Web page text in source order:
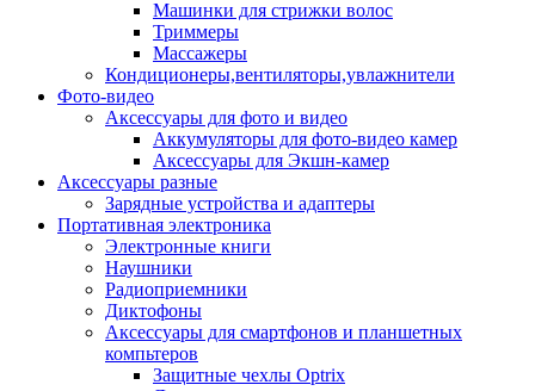
Машинки для стрижки волос
Триммеры
Массажеры
Кондиционеры,вентиляторы,увлажнители
Фото-видео
Аксессуары для фото и видео
Аккумуляторы для фото-видео камер
Аксессуары для Экшн-камер
Аксессуары разные
Зарядные устройства и адаптеры
Портативная электроника
Электронные книги
Наушники
Радиоприемники
Диктофоны
Аксессуары для смартфонов и планшетных
компьтеров
Защитные чехлы Optrix